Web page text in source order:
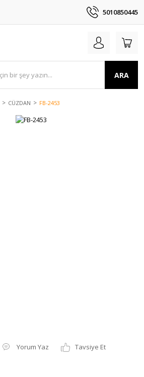
5010850445
ARA
CÜZDAN FB-2453
Yorum Yaz
Tavsiye Et